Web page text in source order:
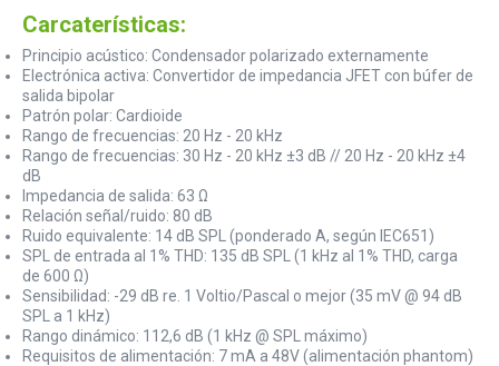
Carcaterísticas:
Principio acústico: Condensador polarizado externamente
Electrónica activa: Convertidor de impedancia JFET con búfer de
salida bipolar
Patrón polar: Cardioide
Rango de frecuencias: 20 Hz - 20 kHz
Rango de frecuencias: 30 Hz - 20 kHz ±3 dB // 20 Hz - 20 kHz ±4
dB
Impedancia de salida: 63 Ω
Relación señal/ruido: 80 dB
Ruido equivalente: 14 dB SPL (ponderado A, según IEC651)
SPL de entrada al 1% THD: 135 dB SPL (1 kHz al 1% THD, carga
de 600 Ω)
Sensibilidad: -29 dB re. 1 Voltio/Pascal o mejor (35 mV @ 94 dB
SPL a 1 kHz)
Rango dinámico: 112,6 dB (1 kHz @ SPL máximo)
Requisitos de alimentación: 7 mA a 48V (alimentación phantom)